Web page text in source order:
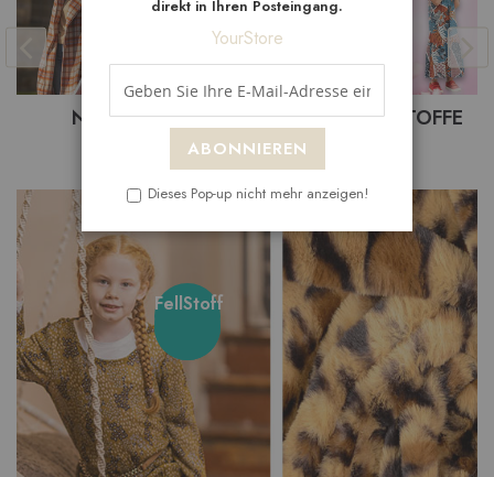
BEKLEIDUNGSTOFFE BASTELSTOFFE
unsere
FellStoff
direkt in Ihren Posteingang.
YourStore
ABONNIEREN
Dieses Pop-up nicht mehr anzeigen!